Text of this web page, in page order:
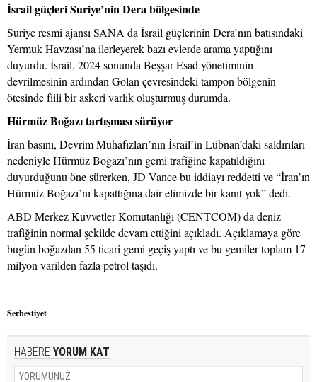
İsrail güçleri Suriye’nin Dera bölgesinde
Suriye resmi ajansı SANA da İsrail güçlerinin Dera’nın batısındaki
Yermuk Havzası’na ilerleyerek bazı evlerde arama yaptığını
duyurdu. İsrail, 2024 sonunda Beşşar Esad yönetiminin
devrilmesinin ardından Golan çevresindeki tampon bölgenin
ötesinde fiili bir askeri varlık oluşturmuş durumda.
Hürmüz Boğazı tartışması sürüyor
İran basını, Devrim Muhafızları’nın İsrail’in Lübnan’daki saldırıları
nedeniyle Hürmüz Boğazı’nın gemi trafiğine kapatıldığını
duyurduğunu öne sürerken, JD Vance bu iddiayı reddetti ve “İran’ın
Hürmüz Boğazı’nı kapattığına dair elimizde bir kanıt yok” dedi.
ABD Merkez Kuvvetler Komutanlığı (CENTCOM) da deniz
trafiğinin normal şekilde devam ettiğini açıkladı. Açıklamaya göre
bugün boğazdan 55 ticari gemi geçiş yaptı ve bu gemiler toplam 17
milyon varilden fazla petrol taşıdı.
Serbestiyet
HABERE YORUM KAT